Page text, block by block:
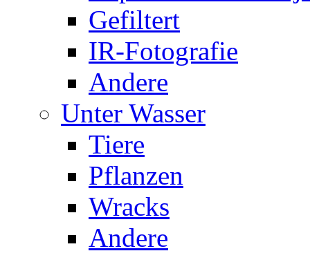
Gefiltert
IR-Fotografie
Andere
Unter Wasser
Tiere
Pflanzen
Wracks
Andere